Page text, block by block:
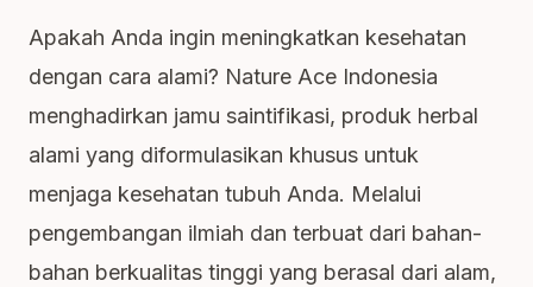
Apakah Anda ingin meningkatkan kesehatan
dengan cara alami? Nature Ace Indonesia
menghadirkan jamu saintifikasi, produk herbal
alami yang diformulasikan khusus untuk
menjaga kesehatan tubuh Anda. Melalui
pengembangan ilmiah dan terbuat dari bahan-
bahan berkualitas tinggi yang berasal dari alam,